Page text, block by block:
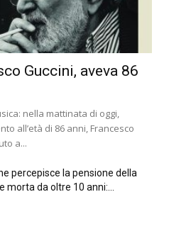
Guccini, aveva 86
nella mattinata di oggi,
all’età di 86 anni, Francesco
a...
percepisce la pensione della
morta da oltre 10 anni:...